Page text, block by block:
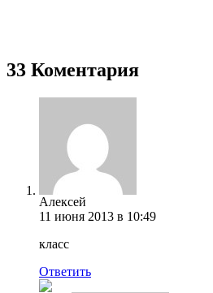
33 Коментария
Алексей
11 июня 2013 в 10:49
класс
Ответить